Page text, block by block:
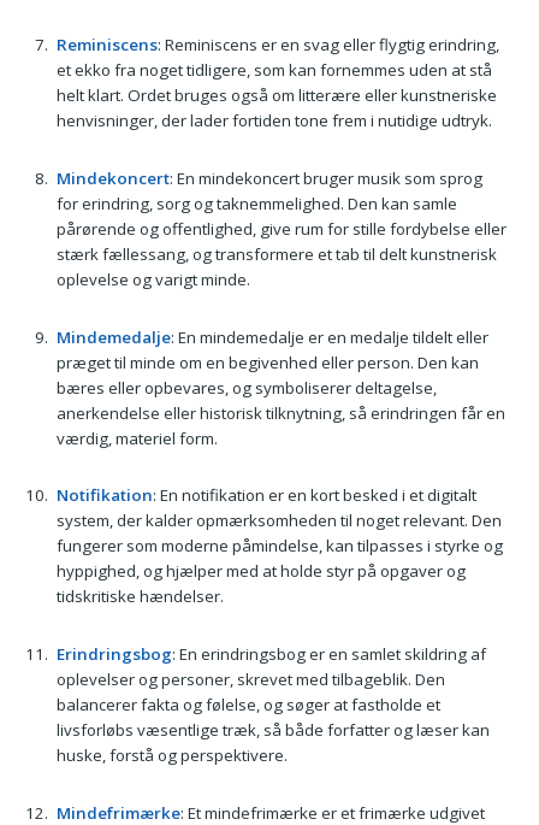
Reminiscens: Reminiscens er en svag eller flygtig erindring,
et ekko fra noget tidligere, som kan fornemmes uden at stå
helt klart. Ordet bruges også om litterære eller kunstneriske
henvisninger, der lader fortiden tone frem i nutidige udtryk.
Mindekoncert: En mindekoncert bruger musik som sprog
for erindring, sorg og taknemmelighed. Den kan samle
pårørende og offentlighed, give rum for stille fordybelse eller
stærk fællessang, og transformere et tab til delt kunstnerisk
oplevelse og varigt minde.
Mindemedalje: En mindemedalje er en medalje tildelt eller
præget til minde om en begivenhed eller person. Den kan
bæres eller opbevares, og symboliserer deltagelse,
anerkendelse eller historisk tilknytning, så erindringen får en
værdig, materiel form.
Notifikation: En notifikation er en kort besked i et digitalt
system, der kalder opmærksomheden til noget relevant. Den
fungerer som moderne påmindelse, kan tilpasses i styrke og
hyppighed, og hjælper med at holde styr på opgaver og
tidskritiske hændelser.
Erindringsbog: En erindringsbog er en samlet skildring af
oplevelser og personer, skrevet med tilbageblik. Den
balancerer fakta og følelse, og søger at fastholde et
livsforløbs væsentlige træk, så både forfatter og læser kan
huske, forstå og perspektivere.
Mindefrimærke: Et mindefrimærke er et frimærke udgivet